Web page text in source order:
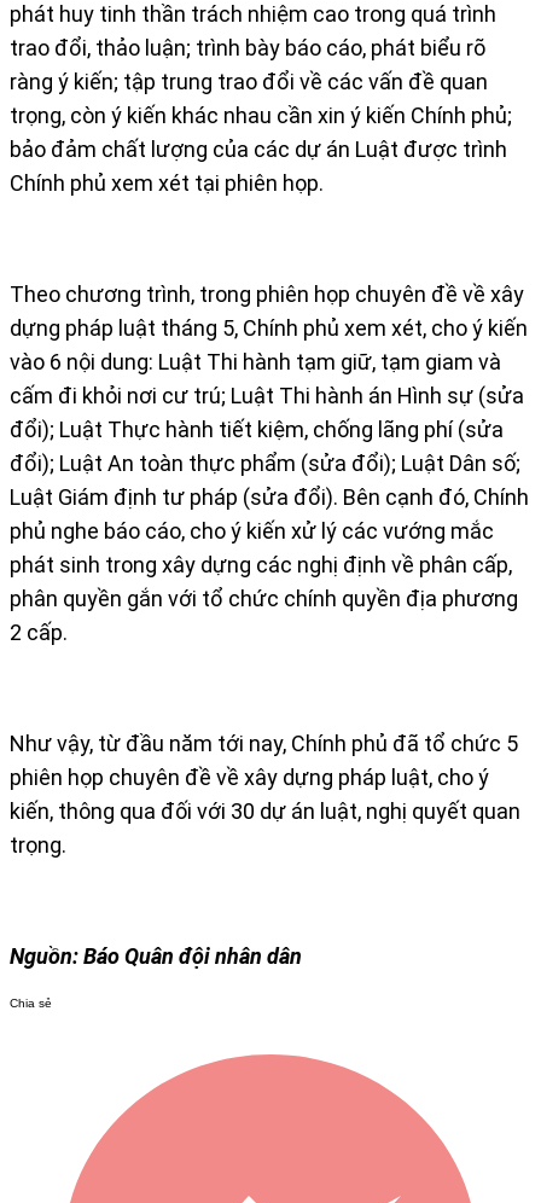
phát huy tinh thần trách nhiệm cao trong quá trình
trao đổi, thảo luận; trình bày báo cáo, phát biểu rõ
ràng ý kiến; tập trung trao đổi về các vấn đề quan
trọng, còn ý kiến khác nhau cần xin ý kiến Chính phủ;
bảo đảm chất lượng của các dự án Luật được trình
Chính phủ xem xét tại phiên họp.
Theo chương trình, trong phiên họp chuyên đề về xây
dựng pháp luật tháng 5, Chính phủ xem xét, cho ý kiến
vào 6 nội dung: Luật Thi hành tạm giữ, tạm giam và
cấm đi khỏi nơi cư trú; Luật Thi hành án Hình sự (sửa
đổi); Luật Thực hành tiết kiệm, chống lãng phí (sửa
đổi); Luật An toàn thực phẩm (sửa đổi); Luật Dân số;
Luật Giám định tư pháp (sửa đổi). Bên cạnh đó, Chính
phủ nghe báo cáo, cho ý kiến xử lý các vướng mắc
phát sinh trong xây dựng các nghị định về phân cấp,
phân quyền gắn với tổ chức chính quyền địa phương
2 cấp.
Như vậy, từ đầu năm tới nay, Chính phủ đã tổ chức 5
phiên họp chuyên đề về xây dựng pháp luật, cho ý
kiến, thông qua đối với 30 dự án luật, nghị quyết quan
trọng.
Nguồn: Báo Quân đội nhân dân
Chia sẻ